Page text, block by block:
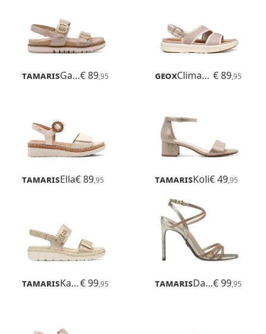
Tamaris Gafu€ 89,95 Geox Climasandal Sprt € 89,95
TamarisElla€ 89,95 TamarisKoli€ 49,95
Tamaris Karlie€ 99,95 Tamaris Daphne€ 99,95